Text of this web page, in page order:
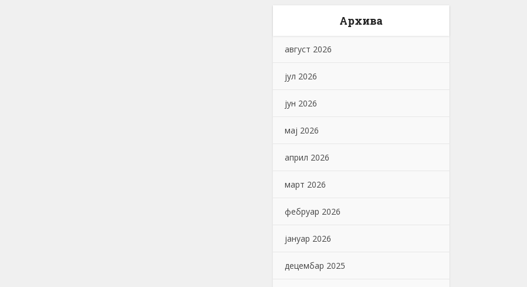
Архива
август 2026
јул 2026
јун 2026
мај 2026
април 2026
март 2026
фебруар 2026
јануар 2026
децембар 2025